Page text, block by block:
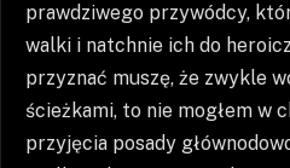
prawdziwego przywódcy,
walki i natchnie ich do
przyznać muszę, że zwykle
ścieżkami, to nie mogłem w
przyjęcia posady